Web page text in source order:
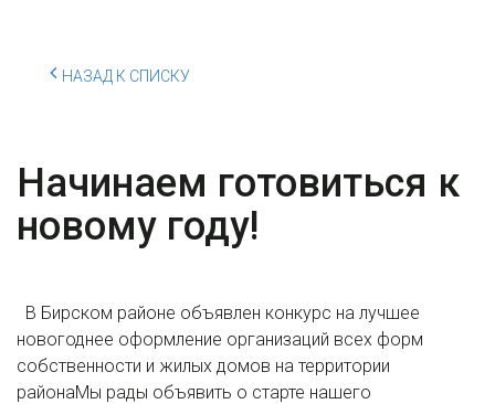
НАЗАД К СПИСКУ
Начинаем готовиться к
новому году!
В Бирском районе объявлен конкурс на лучшее
новогоднее оформление организаций всех форм
собственности и жилых домов на территории
районаМы рады объявить о старте нашего